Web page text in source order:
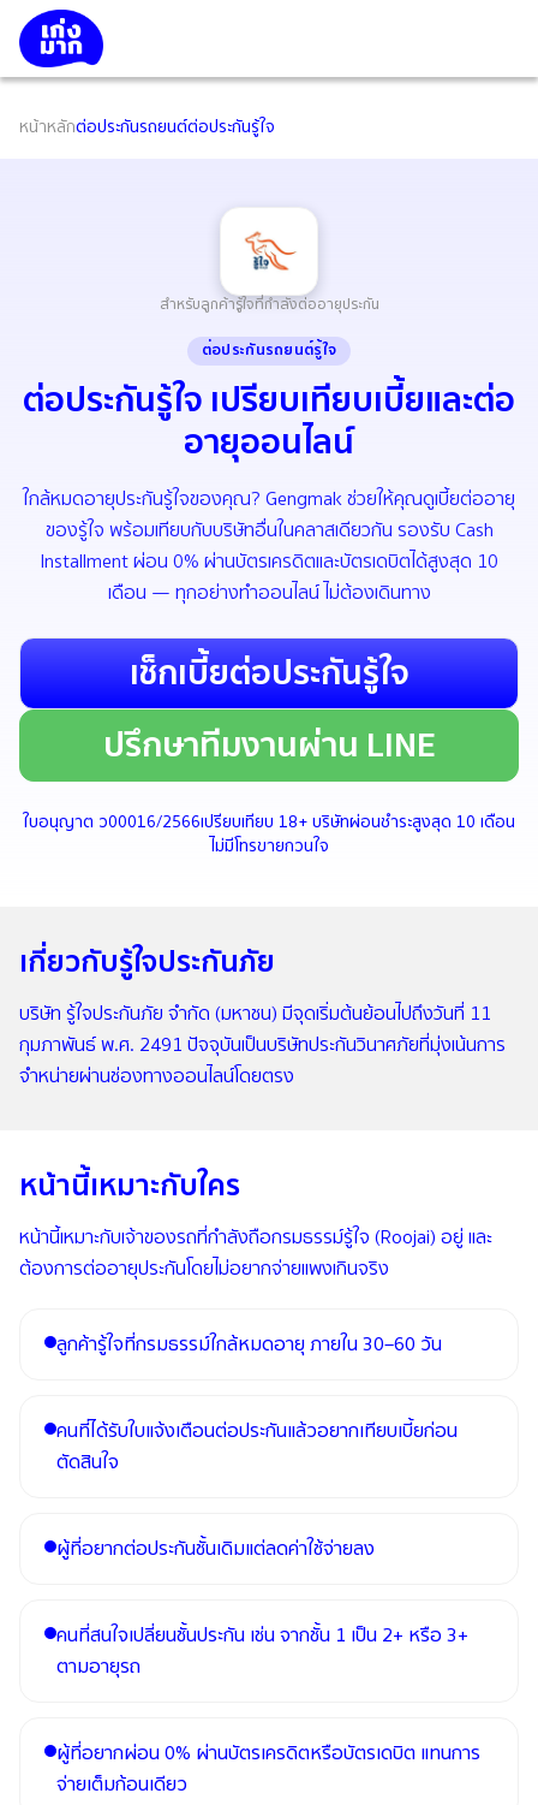
หน้าหลักต่อประกันรถยนต์ต่อประกันรู้ใจ
สำหรับลูกค้ารู้ใจที่กำลังต่ออายุประกัน
ต่อประกันรถยนต์รู้ใจ
ต่อประกันรู้ใจ เปรียบเทียบเบี้ยและต่อ
อายุออนไลน์
ใกล้หมดอายุประกันรู้ใจของคุณ? Gengmak ช่วยให้คุณดูเบี้ยต่ออายุ
ของรู้ใจ พร้อมเทียบกับบริษัทอื่นในคลาสเดียวกัน รองรับ Cash
Installment ผ่อน 0% ผ่านบัตรเครดิตและบัตรเดบิตได้สูงสุด 10
เดือน — ทุกอย่างทำออนไลน์ ไม่ต้องเดินทาง
เช็กเบี้ยต่อประกันรู้ใจ
ปรึกษาทีมงานผ่าน LINE
ใบอนุญาต ว00016/2566เปรียบเทียบ 18+ บริษัทผ่อนชำระสูงสุด 10 เดือน
ไม่มีโทรขายกวนใจ
เกี่ยวกับรู้ใจประกันภัย
บริษัท รู้ใจประกันภัย จำกัด (มหาชน) มีจุดเริ่มต้นย้อนไปถึงวันที่ 11
กุมภาพันธ์ พ.ศ. 2491 ปัจจุบันเป็นบริษัทประกันวินาศภัยที่มุ่งเน้นการ
จำหน่ายผ่านช่องทางออนไลน์โดยตรง
หน้านี้เหมาะกับใคร
หน้านี้เหมาะกับเจ้าของรถที่กำลังถือกรมธรรม์รู้ใจ (Roojai) อยู่ และ
ต้องการต่ออายุประกันโดยไม่อยากจ่ายแพงเกินจริง
ลูกค้ารู้ใจที่กรมธรรม์ใกล้หมดอายุ ภายใน 30–60 วัน
คนที่ได้รับใบแจ้งเตือนต่อประกันแล้วอยากเทียบเบี้ยก่อน
ตัดสินใจ
ผู้ที่อยากต่อประกันชั้นเดิมแต่ลดค่าใช้จ่ายลง
คนที่สนใจเปลี่ยนชั้นประกัน เช่น จากชั้น 1 เป็น 2+ หรือ 3+
ตามอายุรถ
ผู้ที่อยากผ่อน 0% ผ่านบัตรเครดิตหรือบัตรเดบิต แทนการ
จ่ายเต็มก้อนเดียว